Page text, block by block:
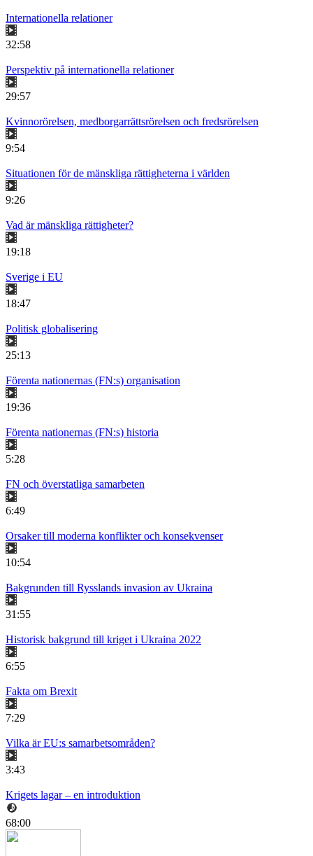
Internationella relationer
32:58
Perspektiv på internationella relationer
29:57
Kvinnorörelsen, medborgarrättsrörelsen och fredsrörelsen
9:54
Situationen för de mänskliga rättigheterna i världen
9:26
Vad är mänskliga rättigheter?
19:18
Sverige i EU
18:47
Politisk globalisering
25:13
Förenta nationernas (FN:s) organisation
19:36
Förenta nationernas (FN:s) historia
5:28
FN och överstatliga samarbeten
6:49
Orsaker till moderna konflikter och konsekvenser
10:54
Bakgrunden till Rysslands invasion av Ukraina
31:55
Historisk bakgrund till kriget i Ukraina 2022
6:55
Fakta om Brexit
7:29
Vilka är EU:s samarbetsområden?
3:43
Krigets lagar – en introduktion
68:00